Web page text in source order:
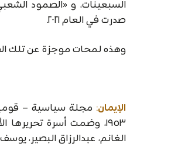
صدرت في العام ٢٠٢١.
وهذه لمحات موجزة عن تلك
الإيمان: مجلة سياسية –
١٩٥٣، وضمت أسرة
الغانم، عبدالرزاق البصير،